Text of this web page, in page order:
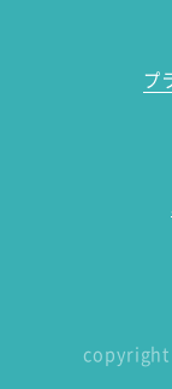
プ
copyright